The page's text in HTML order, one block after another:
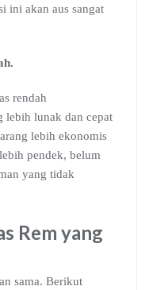
ini akan aus sangat
rendah
lebih lunak dan cepat
lebih ekonomis
pendek, belum
yang tidak
Rem yang
sama. Berikut